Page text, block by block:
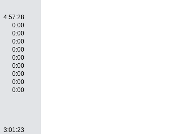
4:57:28
0:00
0:00
0:00
0:00
0:00
0:00
0:00
0:00
0:00
3:01:23